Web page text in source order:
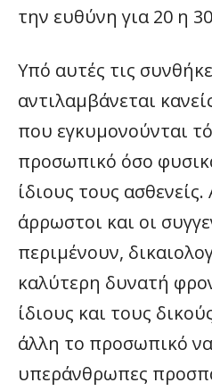
την ευθύνη για 20 η
Υπό αυτές τις
αντιλαμβάνεται
που εγκυμονούνται
προσωπικό όσο
ίδιους τους
άρρωστοι και οι
περιμένουν,
καλύτερη δυνατή
ίδιους και τους
άλλη το προσωπικό
υπεράνθρωπες